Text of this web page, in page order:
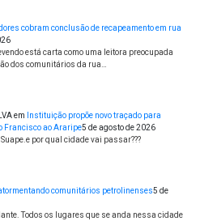
cobram conclusão de recapeamento em rua
está carta como uma leitora preocupada
dos comunitários da rua…
em
Instituição propõe novo traçado para
Francisco ao Araripe5 de agosto de 2026
por qual cidade vai passar???
comunitários petrolinenses5 de
Todos os lugares que se anda nessa cidade